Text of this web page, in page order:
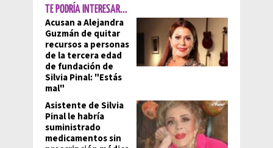
TE PODRÍA INTERESAR...
Acusan a Alejandra
Guzmán de quitar
recursos a personas
de la tercera edad
de fundación de
Silvia Pinal: "Estás
mal"
Asistente de Silvia
Pinal le habría
suministrado
medicamentos sin